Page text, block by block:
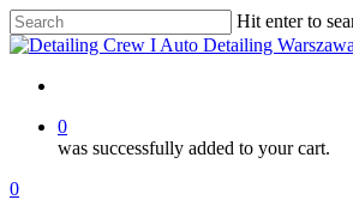
Skip
to
content
Hit enter to
Close
0
was successfully added to your cart.
Menu
account
0